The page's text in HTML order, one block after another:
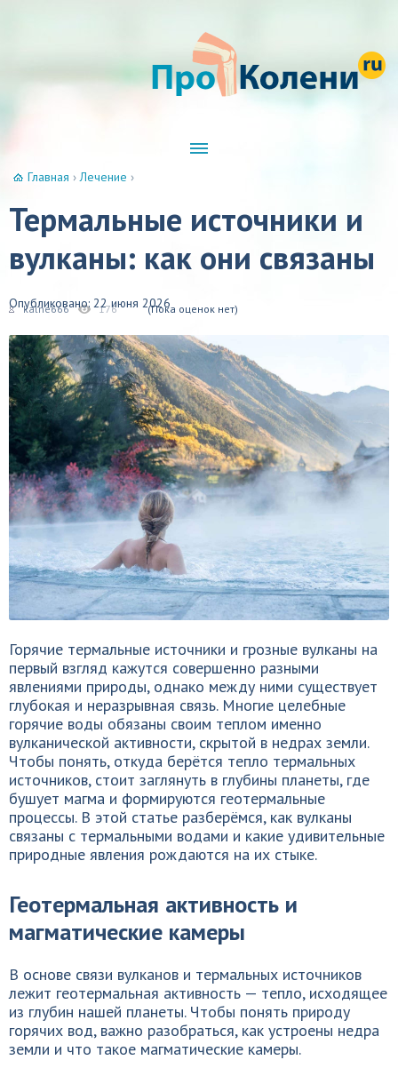
Главная ›Лечение ›
Термальные источники и
вулканы: как они связаны
Опубликовано: 22 июня 2026
kalne666 176 (Пока оценок нет)
Горячие термальные источники и грозные вулканы на
первый взгляд кажутся совершенно разными
явлениями природы, однако между ними существует
глубокая и неразрывная связь. Многие целебные
горячие воды обязаны своим теплом именно
вулканической активности, скрытой в недрах земли.
Чтобы понять, откуда берётся тепло термальных
источников, стоит заглянуть в глубины планеты, где
бушует магма и формируются геотермальные
процессы. В этой статье разберёмся, как вулканы
связаны с термальными водами и какие удивительные
природные явления рождаются на их стыке.
Геотермальная активность и
магматические камеры
В основе связи вулканов и термальных источников
лежит геотермальная активность — тепло, исходящее
из глубин нашей планеты. Чтобы понять природу
горячих вод, важно разобраться, как устроены недра
земли и что такое магматические камеры.